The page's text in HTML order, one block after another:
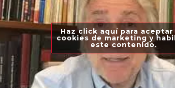
Haz click aquí para aceptar
cookies de marketing y
este contenido.